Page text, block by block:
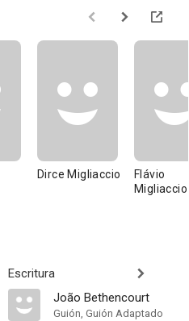
Dirce Migliaccio
Flávio
Migliaccio
Escritura
João Bethencourt
Guión, Guión Adaptado